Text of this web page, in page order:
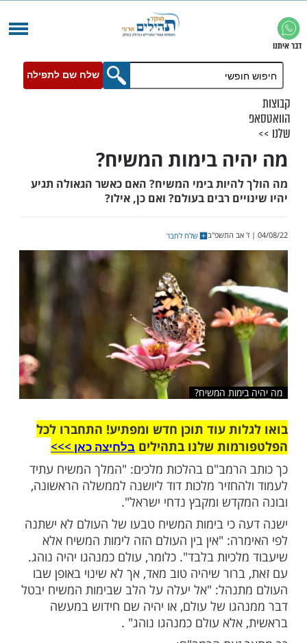
שלח שם לתפילה
בימות המשיח?
בימי המשיח? האם כאשר הגאולה תגיע
רבים בעולם? ואם כן, אילו?
שלח לחבר
המשיח?
עוד תוכן חדש ומפתיע! התחברו לכל
שלנו בתהיליםבלחיצה כאן >>>​
בהלכות מלכים: "המלך המשיח עתיד
מלכות דוד ליושנה לממשלה הראשונה,
ומקבץ נדחי ישראל".